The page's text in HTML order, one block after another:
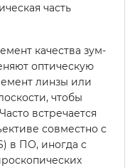
часть
качества зум-
оптическую
линзы или
чтобы
встречается
совместно с
в ПО, иногда с